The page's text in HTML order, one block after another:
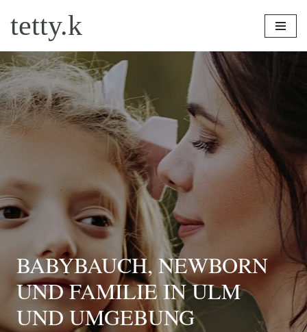
Zum
Inhalt
springen
tetty.k
BABYBAUCH, NEWBORN
UND FAMILIE IN ULM
UND UMGEBUNG